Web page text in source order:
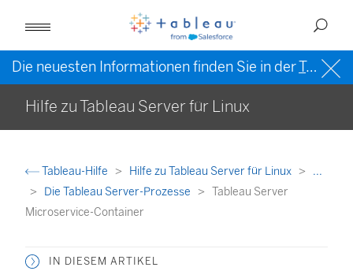
Die neuesten Informationen finden Sie in derTableau-Hilfe in englischer Sprache (US)
Hilfe zu Tableau Server für Linux
Tableau-Hilfe Hilfe zu Tableau Server für Linux
...
Die Tableau Server-Prozesse
Tableau Server
Microservice-Container
IN DIESEM ARTIKEL